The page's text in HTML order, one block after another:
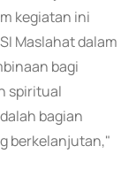
kegiatan ini
Maslahat dalam
bagi
spiritual
bagian
berkelanjutan,"